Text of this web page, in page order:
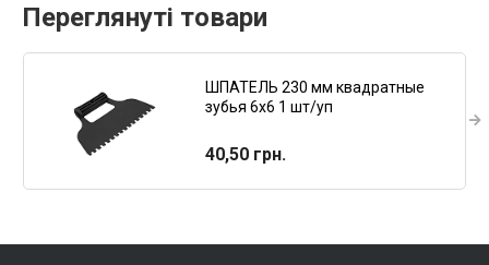
Переглянуті товари
ШПАТЕЛЬ 230 мм квадратные
зубья 6х6 1 шт/уп
40,50 грн.